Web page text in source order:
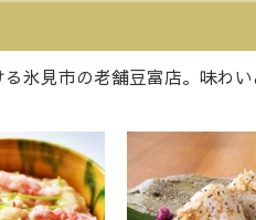
氷見市の老舗豆富店。味わ